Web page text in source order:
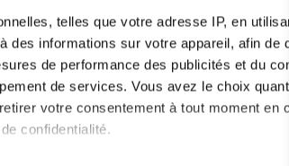
telles que votre adresse IP, en
informations sur votre appareil, afin de
de performance des publicités et du
de services. Vous avez le choix quant
votre consentement à tout moment en
confidentialité.
vous aurez besoin de vous connecter